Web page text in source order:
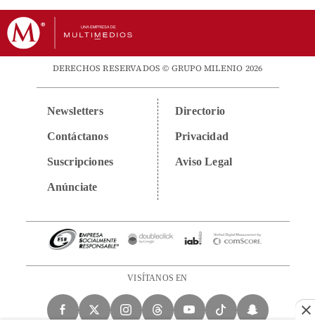
DERECHOS RESERVADOS © GRUPO MILENIO 2026
Newsletters
Contáctanos
Suscripciones
Anúnciate
Directorio
Privacidad
Aviso Legal
VISÍTANOS EN